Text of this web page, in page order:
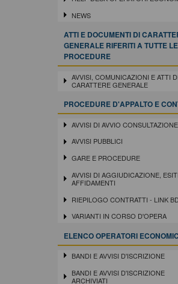
NEWS
ATTI E DOCUMENTI DI
GENERALE RIFERITI A TUTTE LE
PROCEDURE
AVVISI, COMUNICAZIONI E ATTI DI
CARATTERE GENERALE
PROCEDURE D'APPALTO E
AVVISI DI AVVIO CONSULTAZIONE
AVVISI PUBBLICI
GARE E PROCEDURE
AVVISI DI AGGIUDICAZIONE,
AFFIDAMENTI
RIEPILOGO CONTRATTI - LINK
VARIANTI IN CORSO D'OPERA
ELENCO OPERATORI
BANDI E AVVISI D'ISCRIZIONE
BANDI E AVVISI D'ISCRIZIONE
ARCHIVIATI